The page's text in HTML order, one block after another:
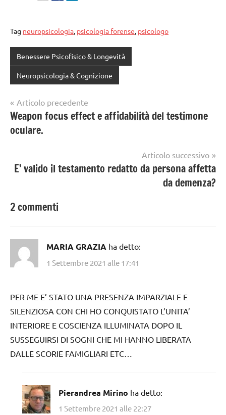
Tag neuropsicologia, psicologia forense, psicologo
Benessere Psicofisico & Longevità
Neuropsicologia & Cognizione
Articolo precedente
Weapon focus effect e affidabilità del testimone
oculare.
Articolo successivo
E’ valido il testamento redatto da persona affetta
da demenza?
2 commenti
MARIA GRAZIA ha detto:
1 Settembre 2021 alle 17:41
PER ME E’ STATO UNA PRESENZA IMPARZIALE E
SILENZIOSA CON CHI HO CONQUISTATO L’UNITA’
INTERIORE E COSCIENZA ILLUMINATA DOPO IL
SUSSEGUIRSI DI SOGNI CHE MI HANNO LIBERATA
DALLE SCORIE FAMIGLIARI ETC…
Pierandrea Mirino ha detto:
1 Settembre 2021 alle 22:27